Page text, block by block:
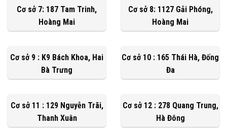
Cơ sở 7: 187 Tam Trinh,
Hoàng Mai
Cơ sở 8: 1127 Gải Phóng,
Hoàng Mai
Cơ sở 9 : K9 Bách Khoa, Hai
Bà Trưng
Cơ sở 10 : 165 Thái Hà, Đống
Đa
Cơ sở 11 : 129 Nguyễn Trãi,
Thanh Xuân
Cơ sở 12 : 278 Quang Trung,
Hà Đông